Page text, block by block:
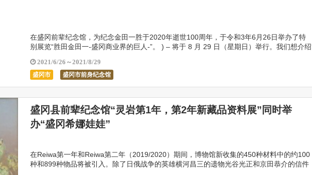
在盛冈前辈纪念馆，为纪念金田一胜于2020年逝世100周年，于令和3年6月26日举办了特
别展览“胜田金田一-盛冈商业界的巨人-”。 ) – 将于 8 月 29 日（星期日）举行。我们想介绍
2021/6/26～2021/8/29
盛冈市 盛冈市前身纪念馆
盛冈县前辈纪念馆“灵岩第1年，第2年新藏品资料展”同时举
办“盛冈希娜娃娃”
在Reiwa第一年和Reiwa第二年（2019/2020）期间，博物馆新收集的450种材料中的约100
种和899种物品将被引入。除了日俄战争的英雄横河昌三的遗物光谷光正和京田恭介的信件